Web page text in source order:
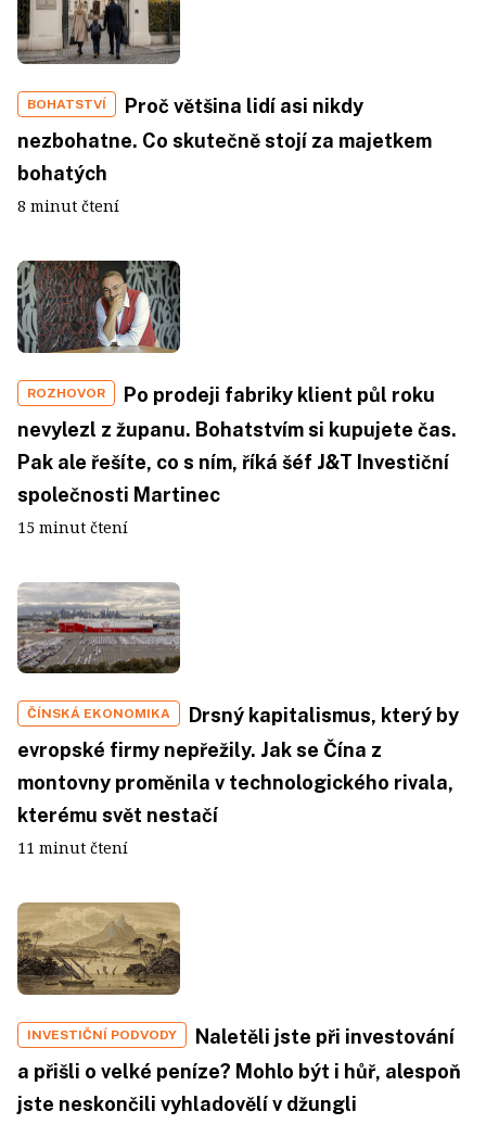
BOHATSTVÍ
Proč většina lidí asi nikdy
nezbohatne. Co skutečně stojí za majetkem
bohatých
8 minut čtení
ROZHOVOR
Po prodeji fabriky klient půl roku
nevylezl z županu. Bohatstvím si kupujete čas.
Pak ale řešíte, co s ním, říká šéf J&T Investiční
společnosti Martinec
15 minut čtení
ČÍNSKÁ EKONOMIKA
Drsný kapitalismus, který by
evropské firmy nepřežily. Jak se Čína z
montovny proměnila v technologického rivala,
kterému svět nestačí
11 minut čtení
INVESTIČNÍ PODVODY
Naletěli jste při investování
a přišli o velké peníze? Mohlo být i hůř, alespoň
jste neskončili vyhladovělí v džungli